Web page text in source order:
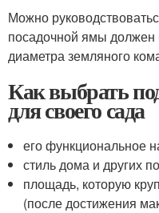
Можно
посадочной ямы
диаметра земляного
Как выбрать
для своего сада
его функциональное
стиль дома и других
площадь, которую
(после достижения